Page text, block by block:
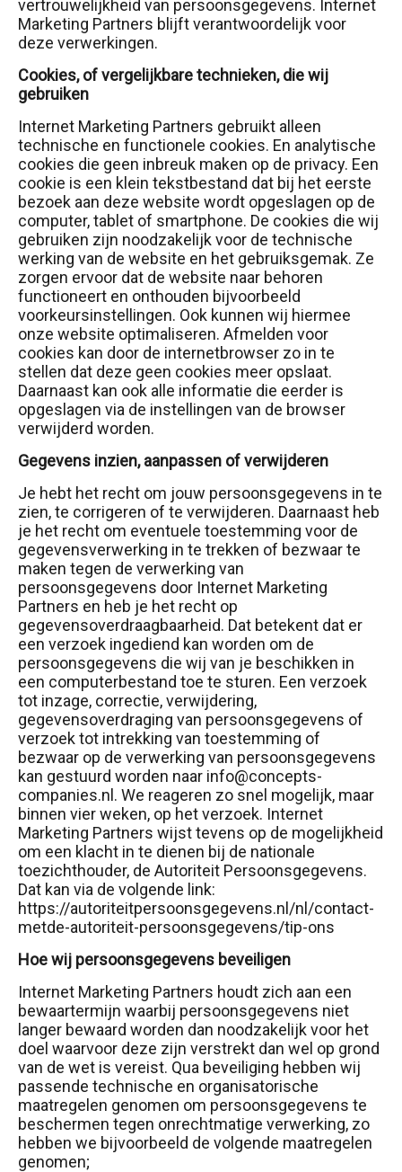
vertrouwelijkheid van persoonsgegevens. Internet
Marketing Partners blijft verantwoordelijk voor
deze verwerkingen.
Cookies, of vergelijkbare technieken, die wij
gebruiken
Internet Marketing Partners gebruikt alleen
technische en functionele cookies. En analytische
cookies die geen inbreuk maken op de privacy. Een
cookie is een klein tekstbestand dat bij het eerste
bezoek aan deze website wordt opgeslagen op de
computer, tablet of smartphone. De cookies die wij
gebruiken zijn noodzakelijk voor de technische
werking van de website en het gebruiksgemak. Ze
zorgen ervoor dat de website naar behoren
functioneert en onthouden bijvoorbeeld
voorkeursinstellingen. Ook kunnen wij hiermee
onze website optimaliseren. Afmelden voor
cookies kan door de internetbrowser zo in te
stellen dat deze geen cookies meer opslaat.
Daarnaast kan ook alle informatie die eerder is
opgeslagen via de instellingen van de browser
verwijderd worden.
Gegevens inzien, aanpassen of verwijderen
Je hebt het recht om jouw persoonsgegevens in te
zien, te corrigeren of te verwijderen. Daarnaast heb
je het recht om eventuele toestemming voor de
gegevensverwerking in te trekken of bezwaar te
maken tegen de verwerking van
persoonsgegevens door Internet Marketing
Partners en heb je het recht op
gegevensoverdraagbaarheid. Dat betekent dat er
een verzoek ingediend kan worden om de
persoonsgegevens die wij van je beschikken in
een computerbestand toe te sturen. Een verzoek
tot inzage, correctie, verwijdering,
gegevensoverdraging van persoonsgegevens of
verzoek tot intrekking van toestemming of
bezwaar op de verwerking van persoonsgegevens
kan gestuurd worden naar info@concepts-
companies.nl. We reageren zo snel mogelijk, maar
binnen vier weken, op het verzoek. Internet
Marketing Partners wijst tevens op de mogelijkheid
om een klacht in te dienen bij de nationale
toezichthouder, de Autoriteit Persoonsgegevens.
Dat kan via de volgende link:
https://autoriteitpersoonsgegevens.nl/nl/contact-
metde-autoriteit-persoonsgegevens/tip-ons
Hoe wij persoonsgegevens beveiligen
Internet Marketing Partners houdt zich aan een
bewaartermijn waarbij persoonsgegevens niet
langer bewaard worden dan noodzakelijk voor het
doel waarvoor deze zijn verstrekt dan wel op grond
van de wet is vereist. Qua beveiliging hebben wij
passende technische en organisatorische
maatregelen genomen om persoonsgegevens te
beschermen tegen onrechtmatige verwerking, zo
hebben we bijvoorbeeld de volgende maatregelen
genomen;